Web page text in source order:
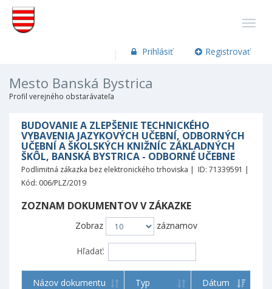
Prihlásiť Registrovať
Mesto Banská Bystrica
Profil verejného obstarávateľa
BUDOVANIE A ZLEPŠENIE TECHNICKÉHO
VYBAVENIA JAZYKOVÝCH UČEBNÍ, ODBORNÝCH
UČEBNÍ A ŠKOLSKÝCH KNIŽNÍC ZÁKLADNÝCH
ŠKÔL, BANSKÁ BYSTRICA - ODBORNÉ UČEBNE
Podlimitná zákazka bez elektronického trhoviska | ID: 71339591 |
Kód: 006/PLZ/2019
ZOZNAM DOKUMENTOV V ZÁKAZKE
Zobraz záznamov
Hľadať:
Názov dokumentu Typ
Dátum